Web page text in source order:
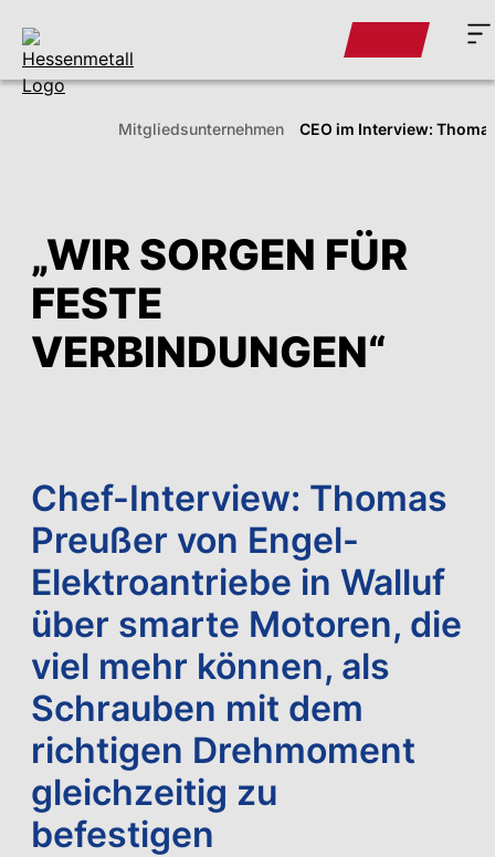
„WIR SORGEN FÜR
FESTE
VERBINDUNGEN“
Chef-Interview: Thomas
Preußer von Engel-
Elektroantriebe in Walluf
über smarte Motoren, die
viel mehr können, als
Schrauben mit dem
richtigen Drehmoment
gleichzeitig zu
befestigen
Mitglieds­unternehmen CEO im Interview: